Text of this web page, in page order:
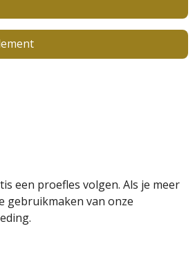
een proefles volgen. Als je meer
gebruikmaken van onze